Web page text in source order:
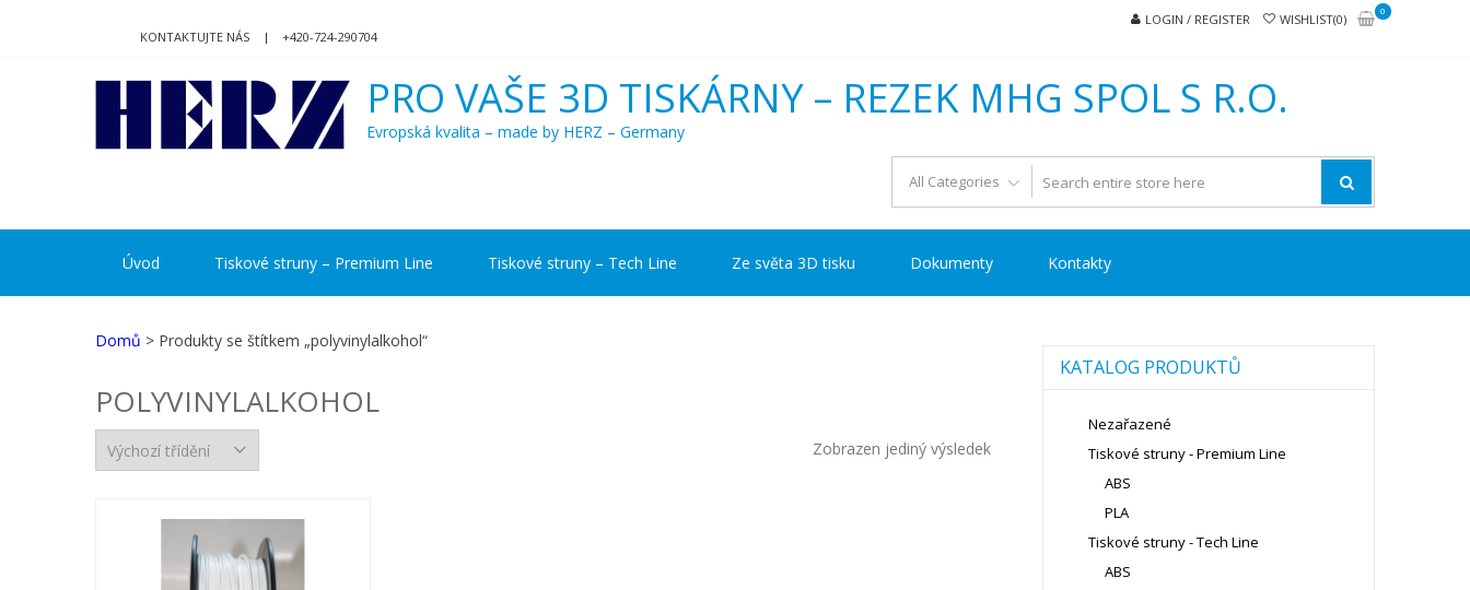
KONTAKTUJTE NÁS +420-724-290704
LOGIN / REGISTER WISHLIST(0)
0
PRO VAŠE 3D TISKÁRNY – REZEK MHG SPOL S R.O.
Evropská kvalita – made by HERZ – Germany
Úvod Tiskové struny – Premium Line Tiskové struny – Tech Line Ze světa 3D tisku Dokumenty Kontakty
Domů > Produkty se štítkem „polyvinylalkohol“
POLYVINYLALKOHOL
Zobrazen jediný výsledek
KATALOG PRODUKTŮ
Nezařazené
Tiskové struny - Premium Line
ABS
PLA
Tiskové struny - Tech Line
ABS